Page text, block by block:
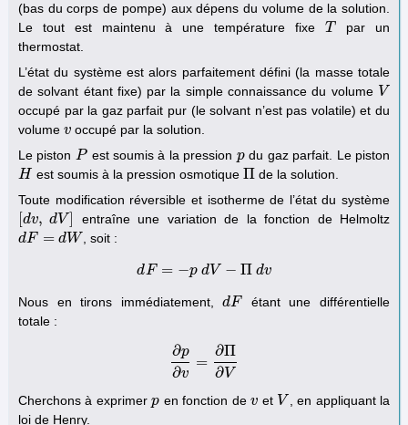
(bas du corps de pompe) aux dépens du volume de la solution.
Le tout est maintenu à une température fixe T
T
par un
thermostat.
L’état du système est alors parfaitement défini (la masse totale
de solvant étant fixe) par la simple connaissance du volume V
V
occupé par la gaz parfait pur (le solvant n’est pas volatile) et du
volume v
v occupé par la solution.
Le piston P
P est soumis à la pression p
pdu gaz parfait. Le piston
H
H est soumis à la pression osmotique Π
Π de la solution.
Toute modification réversible et isotherme de l’état du système
dv, dV
dv, V]
entraîne une variation de la fonction de Helmoltz
dF = dW
dF= dW , soit :
dF = −p dV − Π dv
dF =−p dV− Π dv
Nous en tirons immédiatement,dF
dF
étant une différentielle
totale :
∂p
∂v
=
∂Π
∂V
∂p∂ v=∂ Π∂V
Cherchons à exprimerp
p en fonction dev
v et V
V , en appliquant la
loi de Henry.